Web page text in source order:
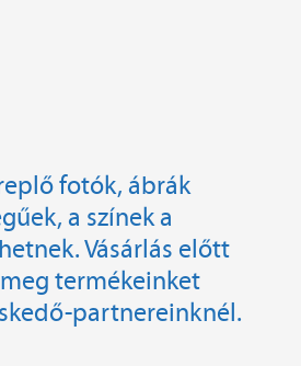
fotók, ábrák
a színek a
Vásárlás előtt
termékeinket
partnereinknél.